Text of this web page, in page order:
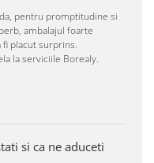
pentru promptitudine si
ambalajul foarte
fi placut surprins.
la serviciile Borealy.
si ca ne aduceti